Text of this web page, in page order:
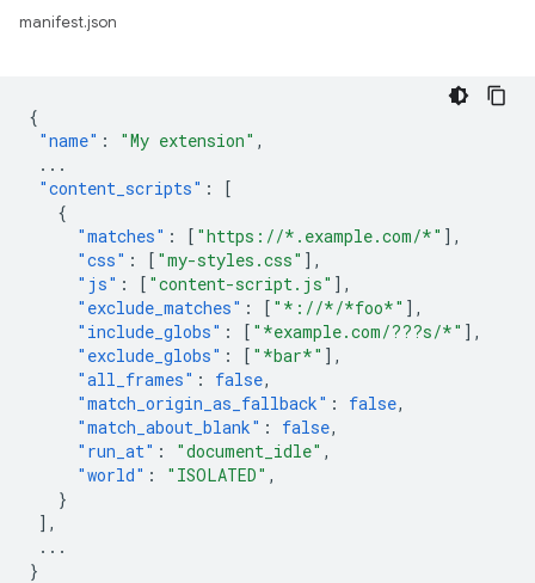
manifest.json
{
"name" : "My extension" ,
...
"content_scripts" :
[
{
"matches" : [ "https://*.example.com/*" ],
"css" : [ "my-styles.css" ],
"js" : [ "content-script.js" ],
"exclude_matches" : [ "*://*/*foo*" ],
"include_globs" : [ "*example.com/???s/*" ],
"exclude_globs" : [ "*bar*" ],
"all_frames" : false,
"match_origin_as_fallback" : false,
"match_about_blank" : false,
"run_at" : "document_idle" ,
"world" : "ISOLATED" ,
}
],
...
}